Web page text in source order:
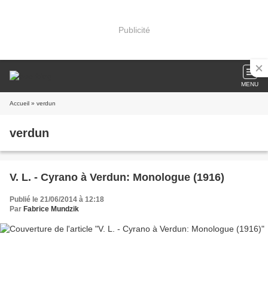
Publicité
MENU
Accueil » verdun
verdun
V. L. - Cyrano à Verdun: Monologue (1916)
Publié le 21/06/2014 à 12:18
Par Fabrice Mundzik